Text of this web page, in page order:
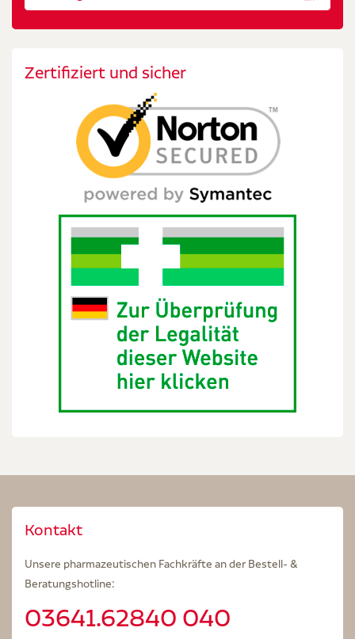
Zertifiziert und sicher
Kontakt
Unsere pharmazeutischen Fachkräfte an der Bestell- &
Beratungshotline:
03641.62840 040